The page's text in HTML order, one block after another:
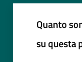
Quanto
su questa